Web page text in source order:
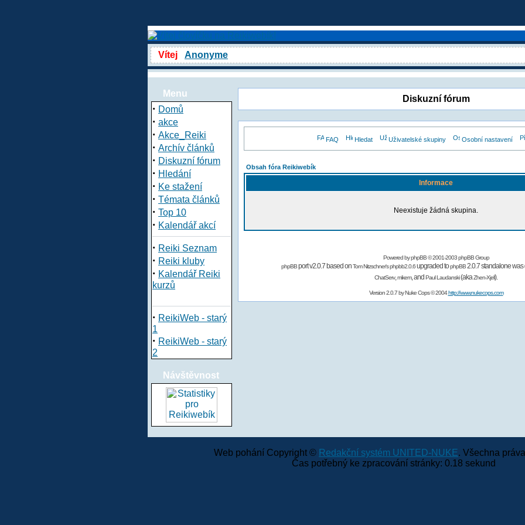
Vítej Anonyme
Menu
· Domů
· akce
· Akce_Reiki
· Archív článků
· Diskuzní fórum
· Hledání
· Ke stažení
· Témata článků
· Top 10
· Kalendář akcí
· Reiki Seznam
· Reiki kluby
· Kalendář Reiki
kurzů
· ReikiWeb - starý
1
· ReikiWeb - starý
2
Návštěvnost
Diskuzní fórum
FAQ Hledat Uživatelské skupiny Osobní nastavení
Obsah fóra Reikiwebík
Informace
Neexistuje žádná skupina.
Powered byphpBB© 2001-2003 phpBB Group
phpBBport v2.0.7 based onTom Nitzschner'sphpbb2.0.6upgraded tophpBB2.0.7 standalone
ChatServ,mikem,and Paul Laudanski(akaZhen-Xjell).
Version 2.0.7 byNuke Cops© 2004http://www.nukecops.com
Web pohání Copyright © Redakční systém UNITED-NUKE. Všechna
Čas potřebný ke zpracování stránky: 0.18 sekund